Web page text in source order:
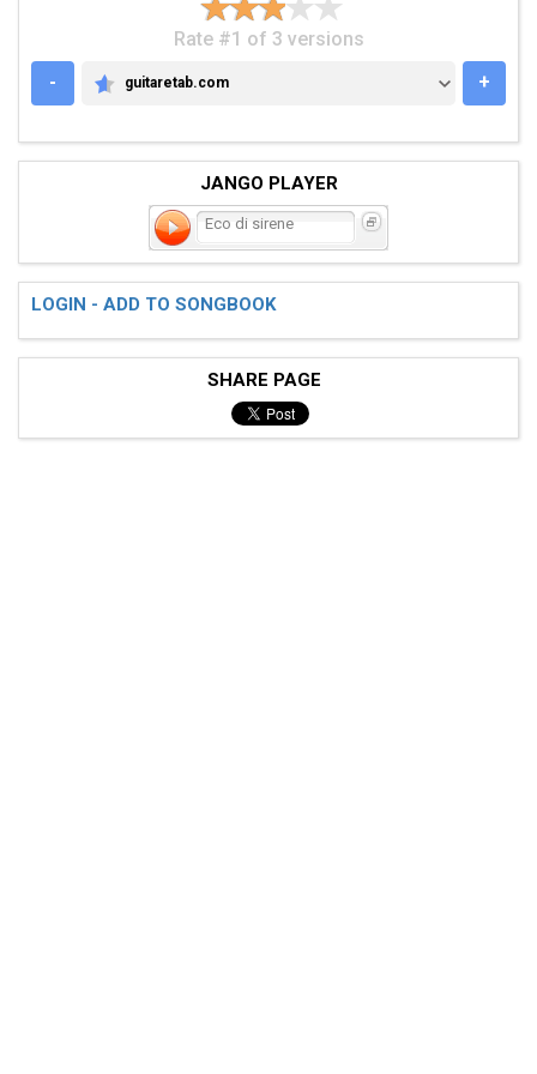
Rate #1 of 3 versions
-
GUITARETAB.COM
guitaretab.com +
JANGO PLAYER
Eco di sirene
LOGIN - ADD TO SONGBOOK
SHARE PAGE